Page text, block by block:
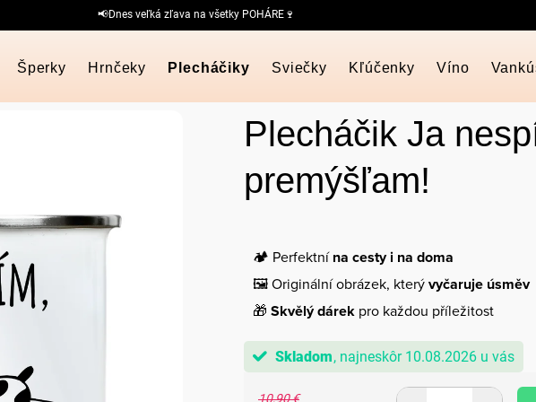
📢Dnes veľká zľava na všetky POHÁRE🍷
Šperky Hrnčeky Plecháčiky Sviečky Kľúčenky Víno
Plecháčik Ja
premýšľam!
🏕️ Perfektnína cesty i na doma
🖼️ Originální obrázek, kterývyčaruje úsměv
🎁 Skvělý dárek pro každou příležitost
Skladom 10.08.2026
10,90 €